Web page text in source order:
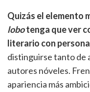
Quizás el elemento
lobotenga que ver
literario con
distinguirse tanto de
autores nóveles.
apariencia más